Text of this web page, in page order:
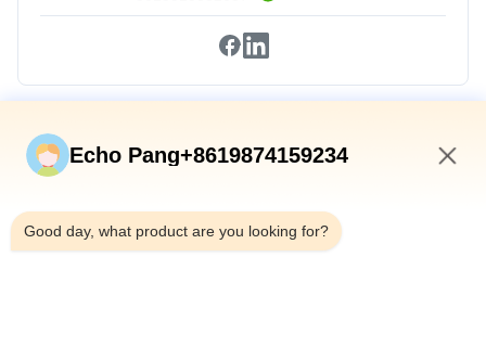
Liens Rapides
Produits
À Propos De Nous
Echo Pang+8619874159234
Good day, what product are you looking for?